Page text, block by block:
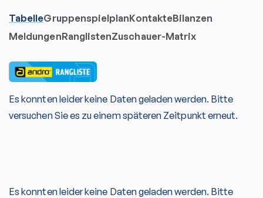
TabelleGruppenspielplanKontakteBilanzen
MeldungenRanglistenZuschauer-Matrix
Es konnten leider keine Daten geladen werden. Bitte
versuchen Sie es zu einem späteren Zeitpunkt erneut.
Es konnten leider keine Daten geladen werden. Bitte